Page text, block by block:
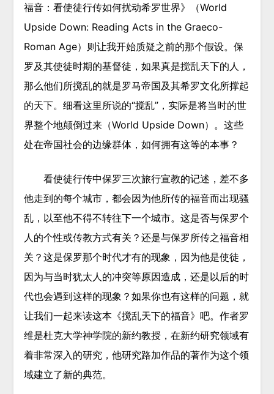
福音：看使徒行传如何扰动希罗世界》（World
Upside Down: Reading Acts in the Graeco-
Roman Age）则让我开始质疑之前的那个假设。保
罗及其使徒时期的基督徒，如果真是搅乱天下的人，
那么他们所搅乱的就是罗马帝国及其希罗文化所撑起
的天下。细看这里所说的“搅乱”，实际是将当时的世
界整个地颠倒过来（World Upside Down）。这些
处在帝国社会的边缘群体，如何拥有这等的本事？
看使徒行传中保罗三次旅行宣教的记述，差不多
他走到的每个城市，都会因为他所传的福音而出现骚
乱，以至他不得不转往下一个城市。这是否与保罗个
人的个性或传教方式有关？还是与保罗所传之福音相
关？这是保罗那个时代才有的现象，因为他是使徒，
因为与当时犹太人的冲突等原因造成，还是以后的时
代也会遇到这样的现象？如果你也有这样的问题，就
让我们一起来读这本《搅乱天下的福音》吧。作者罗
维是杜克大学神学院的新约教授，在新约研究领域有
着非常深入的研究，他研究路加作品的著作为这个领
域建立了新的典范。